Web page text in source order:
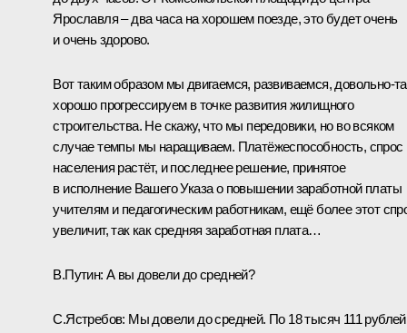
Ярославля – два часа на хорошем поезде, это будет очень
и очень здорово.
Вот таким образом мы двигаемся, развиваемся,
хорошо прогрессируем в точке развития жилищного
строительства. Не скажу, что мы передовики, но во всяком
случае темпы мы наращиваем. Платёжеспособность, спрос
населения растёт, и последнее решение, принятое
в исполнение Вашего Указа о повышении заработной платы
учителям и педагогическим работникам, ещё более этот
увеличит, так как средняя заработная плата…
В.Путин: А вы довели до средней?
С.Ястребов: Мы довели до средней. По 18 тысяч 111 рублей